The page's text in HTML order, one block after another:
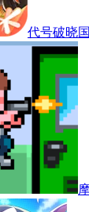
代号破晓